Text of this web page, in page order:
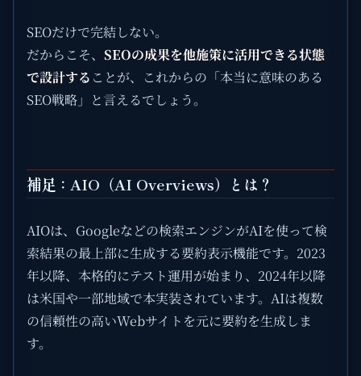
SEOだけで完結しない。
だからこそ、 SEOの成果を他施策に活用できる状態
で設計する ことが、これからの「本当に意味のある
SEO戦略」と言えるでしょう。
補足：AIO（AI Overviews）とは？
AIOは、Googleなどの検索エンジンがAIを使って検
索結果の最上部に生成する要約表示機能です。2023
年以降、本格的にテスト運用が始まり、2024年以降
は米国や一部地域で本実装されています。AIは複数
の信頼性の高いWebサイトを元に要約を生成しま
す。